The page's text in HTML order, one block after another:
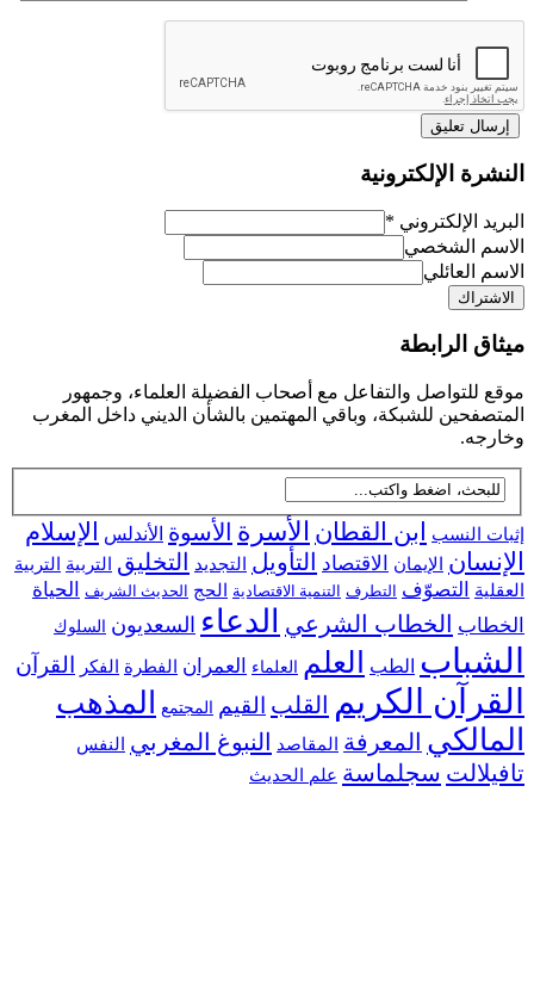
الإلكترونية
الإلكتروني*
الشخصي
العائلي
الرابطة
للتواصل والتفاعل مع أصحاب الفضيلة العلماء، وجمهور
للشبكة، وباقي المهتمين بالشأن الديني داخل المغرب
النسب ابن القطانالأسرةالأسوة الأندلس الإسلام
الإيمان الاقتصاد التأويل التجديد التخليق التربية
التربية
التصوّف التطرف التنمية الاقتصادية الحج الحديث الشريف الحياة
الخطاب الشرعي الدعاء السعديون السلوك
الطب العلم العلماء العمران الفطرة الفكر القرآن
الكريم القلبالقيم المجتمع المذهب
المعرفة المقاصد النبوغ المغربي النفس
سجلماسة علم الحديث